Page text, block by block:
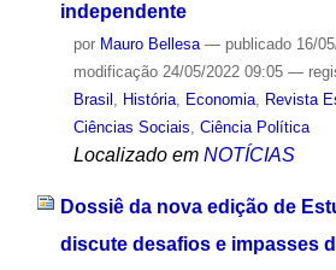
independente
por Mauro Bellesa — publicado16/
modificação24/05/2022 09:05 —
Brasil , História, Economia, Revista
Ciências Sociais, Ciência Política
Localizado em NOTÍCIAS
Dossiê da nova edição de
discute desafios e impasses